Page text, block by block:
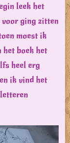
leek het
voor ging zitten
moest ik
het boek het
heel erg
ik vind het